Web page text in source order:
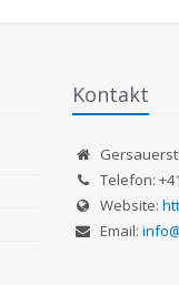
Kontakt
Telefon:
Website:
Email: